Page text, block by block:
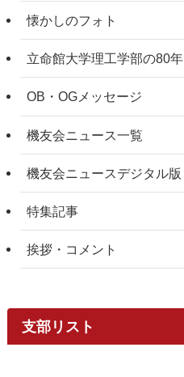
懐かしのフォト
立命館大学理工学部の80年
OB・OGメッセージ
機友会ニュース一覧
機友会ニュースデジタル版
特集記事
挨拶・コメント
支部リスト